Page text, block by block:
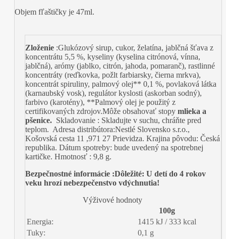
Objem fľaštičky je 47ml.
Zloženie :Glukózový sirup, cukor, želatína, jablčná šťava z
koncentrátu 5,5 %, kyseliny (kyselina citrónová, vínna,
jablčná), arómy (jablko, citrón, jahoda, pomaranč), rastlinné
koncentráty (reďkovka, požlt farbiarsky, čierna mrkva),
koncentrát spiruliny, palmový olej** 0,1 %, povlaková látka
(karnaubský vosk), regulátor kyslosti (askorban sodný),
farbivo (karotény), **Palmový olej je použitý z
certifikovaných zdrojov.Môže obsahovať stopy mlieka a
pšenice. Skladovanie : Skladujte v suchu, chráňte pred
teplom. Adresa distribútora:Nestlé Slovensko s.r.o.,
Košovská cesta 11 ,971 27 Prievidza. Krajina pôvodu: Česká
republika. Dátum spotreby: bude uvedený na spotrebnej
kartičke. Hmotnosť : 9,8 g.
Bezpečnostné informácie :Dôležité: U detí do 4 rokov
veku hrozí nebezpečenstvo vdýchnutia!
Výživové hodnoty
100g
Energia:
1415 kJ / 333 kcal
Tuky:
0,1 g